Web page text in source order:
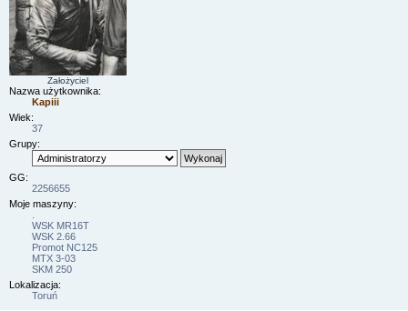
Założyciel
Nazwa użytkownika:
Kapiii
Wiek:
37
Grupy:
GG:
2256655
Moje maszyny:
WSK MR16T
WSK 2.66
Promot NC125
MTX 3-03
SKM 250
Lokalizacja:
Toruń